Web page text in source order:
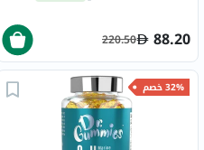
88.20
220.50
32% خصم